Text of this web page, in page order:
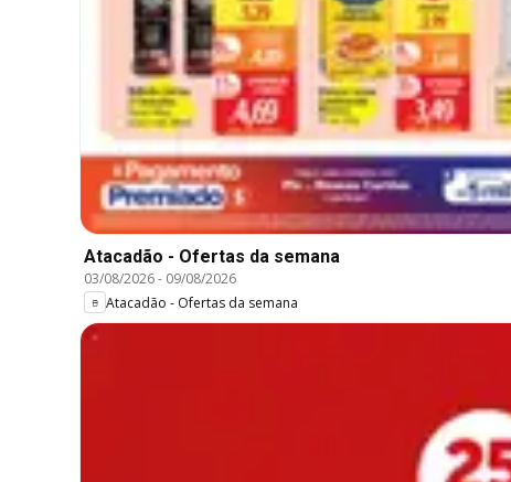
Atacadão - Ofertas da semana
03/08/2026- 09/08/2026
Atacadão - Ofertas da semana